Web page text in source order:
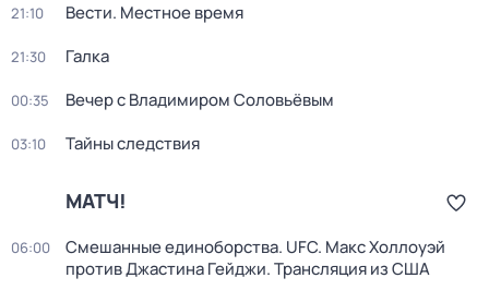
21:10 Вести. Местное время
21:30 Галка
00:35 Вечер с Владимиром Соловьёвым
03:10 Тайны следствия
МАТЧ!
06:00
Смешанные единоборства. UFC. Макс Холлоуэй
против Джастина Гейджи. Трансляция из США